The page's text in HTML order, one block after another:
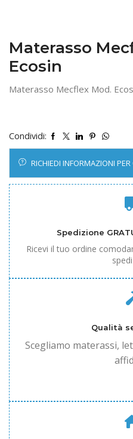
Materasso
Ecosin
Materasso Mecflex Mod.
Condividi:
RICHIEDI INFORMAZIONI
Spedizione
Ricevi il tuo ordine
Qualità
Scegliamo materassi,